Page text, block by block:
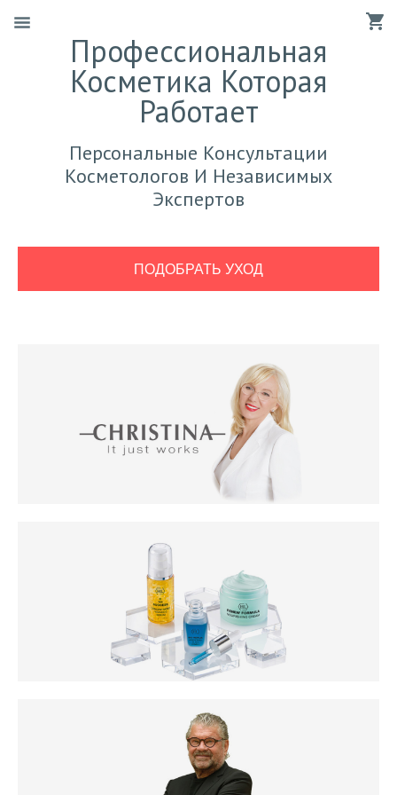
Профессиональная
Косметика Которая
Работает
Персональные Консультации
Косметологов И Независимых
Экспертов
ПОДОБРАТЬ УХОД